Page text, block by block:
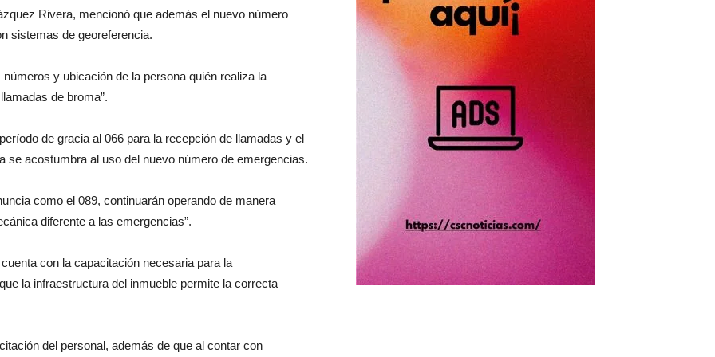
Rivera, mencionó que además el nuevo número
sistemas de georeferencia.
y ubicación de la persona quién realiza la
de broma”.
de gracia al 066 para la recepción de llamadas y el
se acostumbra al uso del nuevo número de emergencias.
como el 089, continuarán operando de manera
diferente a las emergencias”.
con la capacitación necesaria para la
la infraestructura del inmueble permite la correcta
del personal, además de que al contar con